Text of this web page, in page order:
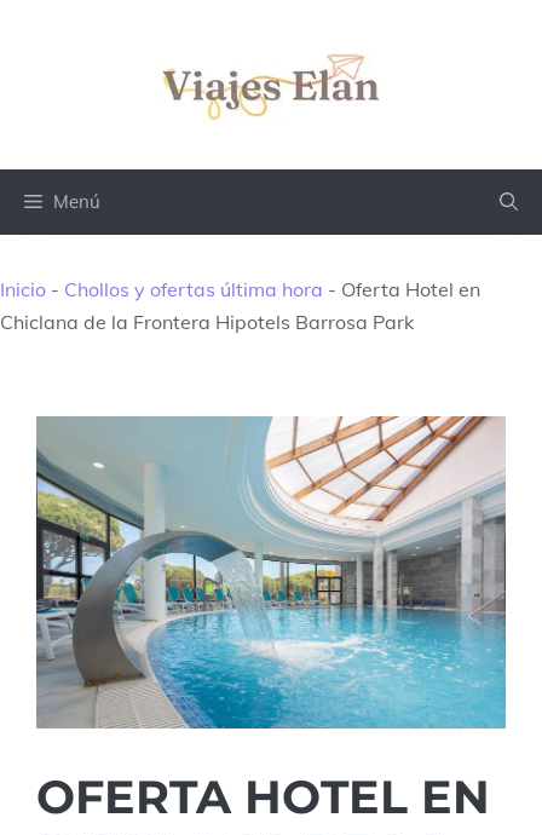
Menú
Inicio - Chollos y ofertas última hora - Oferta Hotel en
Chiclana de la Frontera Hipotels Barrosa Park
OFERTA HOTEL EN